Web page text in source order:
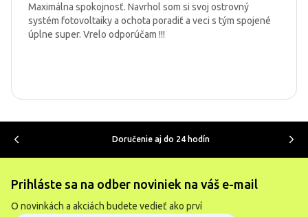
Maximálna spokojnosť. Navrhol som si svoj ostrovný
systém fotovoltaiky a ochota poradiť a veci s tým spojené
úplne super. Vrelo odporúčam !!!
Doručenie aj do 24 hodín
Prihláste sa na odber noviniek na váš e-mail
O novinkách a akciách budete vedieť ako prví